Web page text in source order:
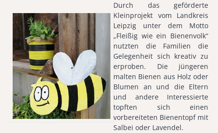
Durch das geförderte
Kleinprojekt vom Landkreis
Leipzig unter dem Motto
„Fleißig wie ein Bienenvolk“
nutzten die Familien die
Gelegenheit sich kreativ zu
erproben. Die jüngeren
malten Bienen aus Holz oder
Blumen an und die Eltern
und andere Interessierte
topften sich einen
vorbereiteten Bienentopf mit
Salbei oder Lavendel.